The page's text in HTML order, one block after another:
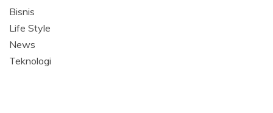
Bisnis
Life Style
News
Teknologi